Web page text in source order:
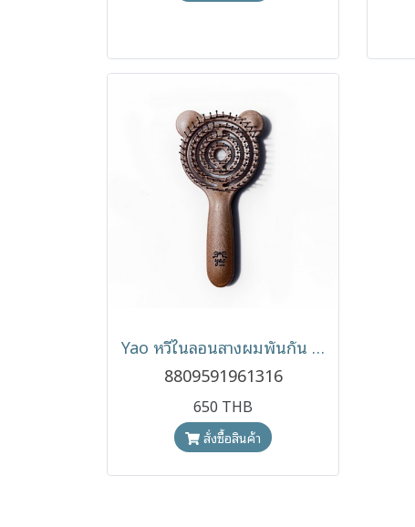
Yao หวีไนลอนสางผมพันกัน รุ่นหมีน้อยพกพามีด้าม สีไม้ธรรมชาติ
8809591961316
650 THB
สั่งซื้อสินค้า